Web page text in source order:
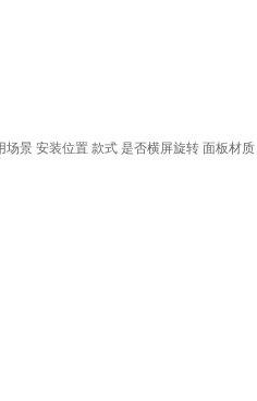
场景 安装位置 款式 是否横屏旋转 面板材质